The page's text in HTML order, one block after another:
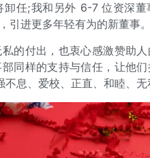
任;我和另外 6-7 位资深董
引进更多年轻有为的新董事。
的付出，也衷心感激赞助人
同样的支持与信任，让他
息、爱校、正直、和睦、无